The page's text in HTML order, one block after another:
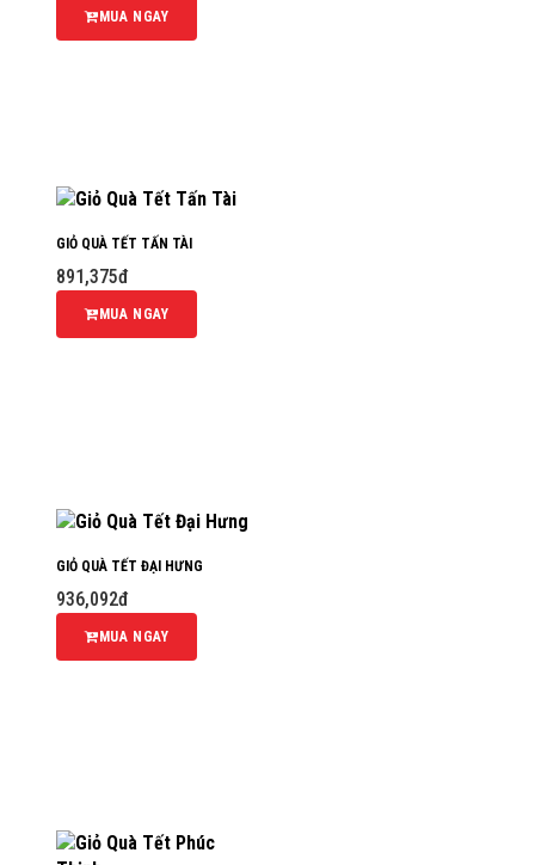
MUA NGAY
GIỎ QUÀ TẾT TẤN TÀI
891,375đ
MUA NGAY
GIỎ QUÀ TẾT ĐẠI HƯNG
936,092đ
MUA NGAY